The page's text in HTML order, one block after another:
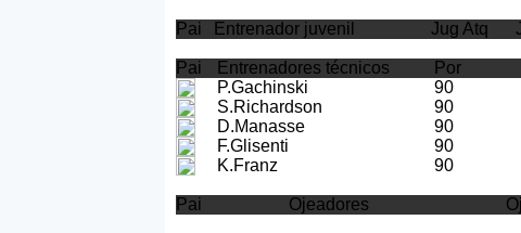
Pai Entrenador juvenil Jug Atq
Pai Entrenadores técnicos Por
P.Gachinski
90
S.Richardson
90
D.Manasse
90
F.Glisenti
90
K.Franz
90
Pai Ojeadores